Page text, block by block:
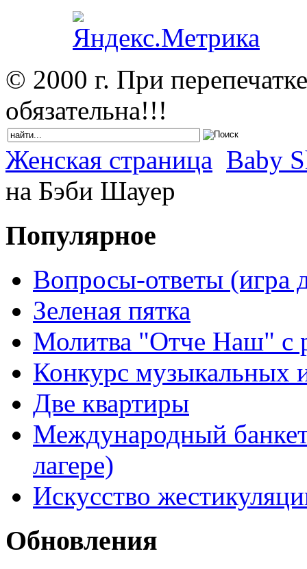
© 2000 г. При
обязательна!!!
Женская страница Baby
на Бэби Шауер
Популярное
Вопросы-ответы (игра
Зеленая пятка
Молитва "Отче Наш" с
Конкурс музыкальных
Две квартиры
Международный
лагере)
Искусство
Обновления